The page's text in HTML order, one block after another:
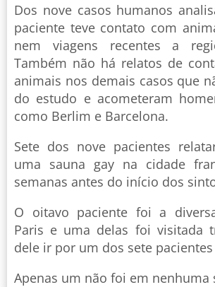
Dos nove casos humanos
paciente teve contato com
nem viagens recentes a
Também não há relatos de
animais nos demais casos que
do estudo e acometeram
como Berlim e Barcelona.
Sete dos nove pacientes
uma sauna gay na cidade
semanas antes do início dos
O oitavo paciente foi a
Paris e uma delas foi visitada
dele ir por um dos sete
Apenas um não foi em nenhuma